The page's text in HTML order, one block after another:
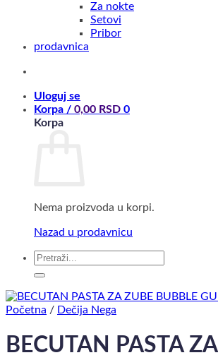
Za nokte
Setovi
Pribor
prodavnica
Uloguj se
Korpa / 0,00 RSD 0
Korpa
Nema proizvoda u korpi.
Nazad u prodavnicu
Pretraga
Početna / Dečija Nega
BECUTAN PASTA